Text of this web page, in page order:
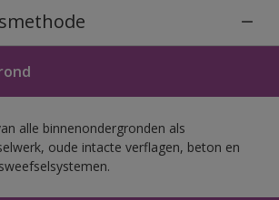
alle binnenondergronden als
oude intacte verflagen, beton en